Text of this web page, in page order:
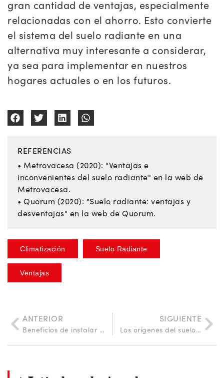
gran cantidad de ventajas, especialmente
relacionadas con el ahorro. Esto convierte
el sistema del suelo radiante en una
alternativa muy interesante a considerar,
ya sea para implementar en nuestros
hogares actuales o en los futuros.
REFERENCIAS
• Metrovacesa (2020): "Ventajas e
inconvenientes del suelo radiante" en la web de
Metrovacesa.
• Quorum (2020): "Suelo radiante: ventajas y
desventajas" en la web de Quorum.
Climatización Suelo Radiante
Ventajas
ANTERIOR
Beneficios de instalar un sistema mecánico de ventilación de doble flujo
SIGUIENTE
Los orígenes del suelo radiante: el hipocausto